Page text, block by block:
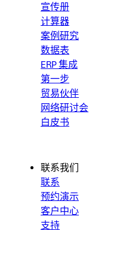
宣传册
计算器
案例研究
数据表
ERP 集成
第一步
贸易伙伴
网络研讨会
白皮书
联系我们
联系
预约演示
客户中心
支持